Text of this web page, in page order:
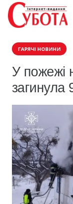
ГАРЯЧІ НОВИНИ
У пожежі
загинула